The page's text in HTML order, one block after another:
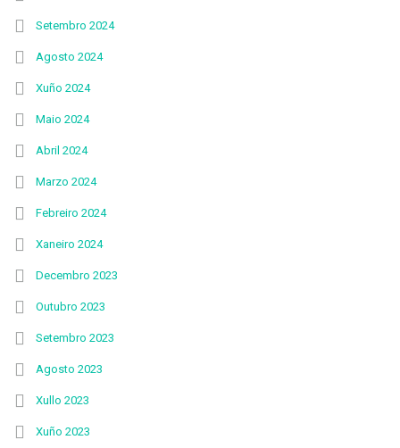
Setembro 2024
Agosto 2024
Xuño 2024
Maio 2024
Abril 2024
Marzo 2024
Febreiro 2024
Xaneiro 2024
Decembro 2023
Outubro 2023
Setembro 2023
Agosto 2023
Xullo 2023
Xuño 2023